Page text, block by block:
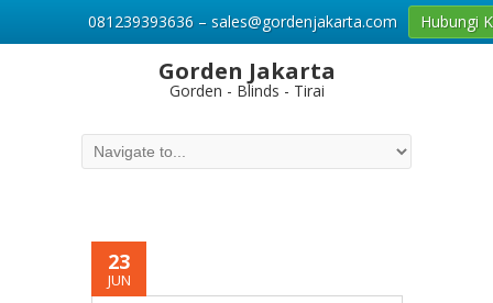
Gorden Jakarta
Gorden - Blinds - Tirai
23
JUN
081239393636 – sales@gordenjakarta.com Hubungi